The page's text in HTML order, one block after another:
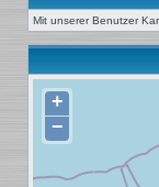
Mit unserer Benutzer
+
−